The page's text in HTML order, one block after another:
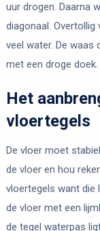
uur drogen. Daarna
diagonaal.
veel water. De
met een droge doek.
Het
vloertegels
De vloer moet
de vloer en hou
vloertegels want die
de vloer met een
de tegel waterpas